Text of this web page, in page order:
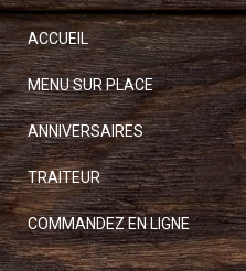
ACCUEIL
MENU SUR PLACE
ANNIVERSAIRES
TRAITEUR
COMMANDEZ EN LIGNE